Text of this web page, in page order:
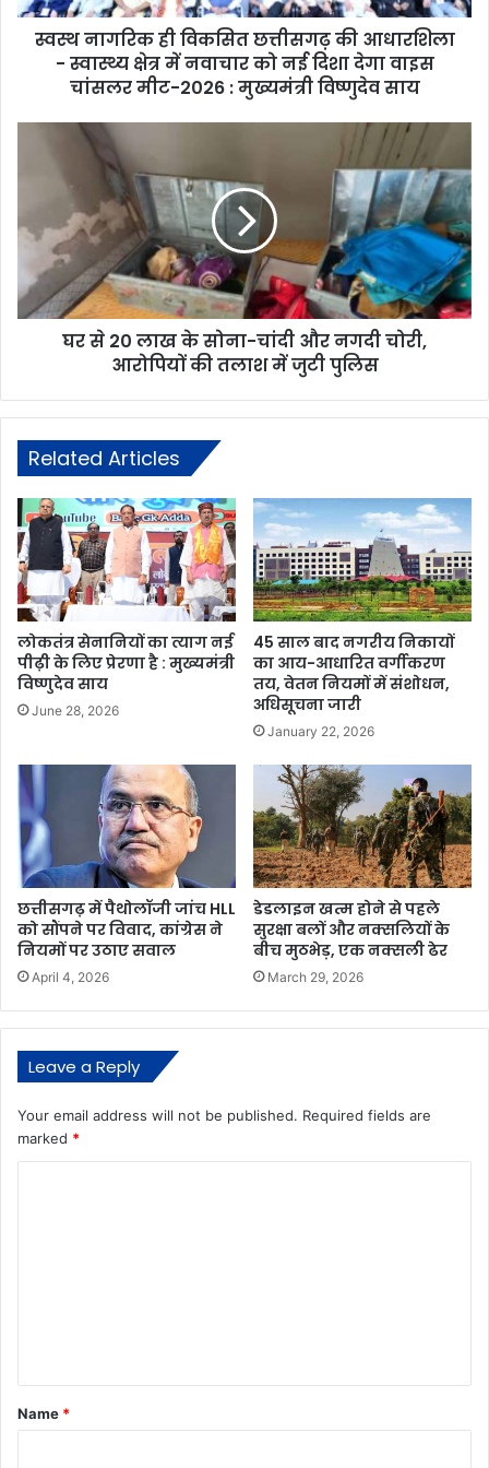
स्वस्थ नागरिक ही विकसित छत्तीसगढ़ की आधारशिला
- स्वास्थ्य क्षेत्र में नवाचार को नई दिशा देगा वाइस
चांसलर मीट-2026 : मुख्यमंत्री विष्णुदेव साय
घर से 20 लाख के सोना-चांदी और नगदी चोरी,
आरोपियों की तलाश में जुटी पुलिस
Related Articles
लोकतंत्र सेनानियों का त्याग नई
पीढ़ी के लिए प्रेरणा है : मुख्यमंत्री
विष्णुदेव साय
June 28, 2026
45 साल बाद नगरीय निकायों
का आय-आधारित वर्गीकरण
तय, वेतन नियमों में संशोधन,
अधिसूचना जारी
January 22, 2026
छत्तीसगढ़ में पैथोलॉजी जांच HLL
को सौंपने पर विवाद, कांग्रेस ने
नियमों पर उठाए सवाल
April 4, 2026
डेडलाइन खत्म होने से पहले
सुरक्षा बलों और नक्सलियों के
बीच मुठभेड़, एक नक्सली ढेर
March 29, 2026
Leave a Reply
Your email address will not be published. Required fields are
marked *
*
Name *